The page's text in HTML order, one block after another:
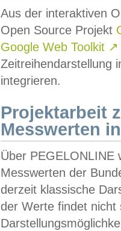
Aus der interaktiven
Open Source Projekt
Google Web Toolkit ↗
Zeitreihendarstellung
integrieren.
Projektarbeit
Messwerten
Über PEGELONLINE
Messwerten der
derzeit klassische
der Werte findet